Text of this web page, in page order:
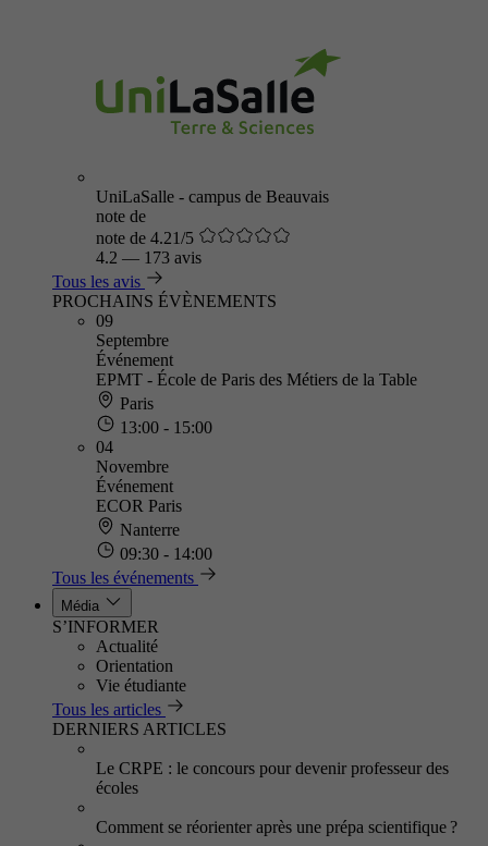
UniLaSalle - campus de Beauvais
note de
note de 4.21/5
4.2 — 173 avis
Tous les avis
PROCHAINS ÉVÈNEMENTS
09
Septembre
Événement
EPMT - École de Paris des Métiers de la Table
Paris
13:00 - 15:00
04
Novembre
Événement
ECOR Paris
Nanterre
09:30 - 14:00
Tous les événements
Média
S’INFORMER
Actualité
Orientation
Vie étudiante
Tous les articles
DERNIERS ARTICLES
Le CRPE : le concours pour devenir professeur des
écoles
Comment se réorienter après une prépa scientifique ?